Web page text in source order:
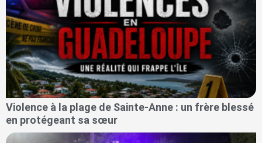
Violence à la plage de Sainte-Anne : un frère blessé
en protégeant sa sœur